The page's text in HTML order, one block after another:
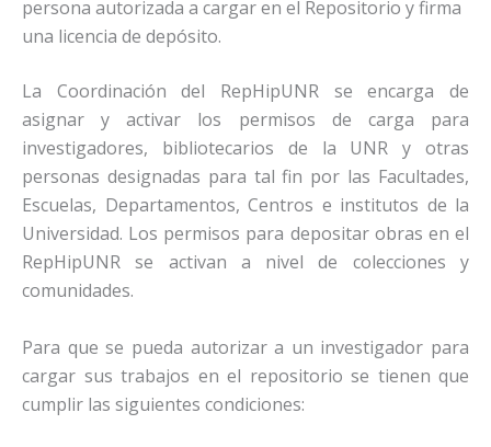
persona autorizada a cargar en el Repositorio y firma
una licencia de depósito.
La Coordinación del RepHipUNR se encarga de
asignar y activar los permisos de carga para
investigadores, bibliotecarios de la UNR y otras
personas designadas para tal fin por las Facultades,
Escuelas, Departamentos, Centros e institutos de la
Universidad. Los permisos para depositar obras en el
RepHipUNR se activan a nivel de colecciones y
comunidades.
Para que se pueda autorizar a un investigador para
cargar sus trabajos en el repositorio se tienen que
cumplir las siguientes condiciones: